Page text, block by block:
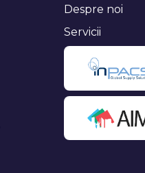
Despre noi
Servicii